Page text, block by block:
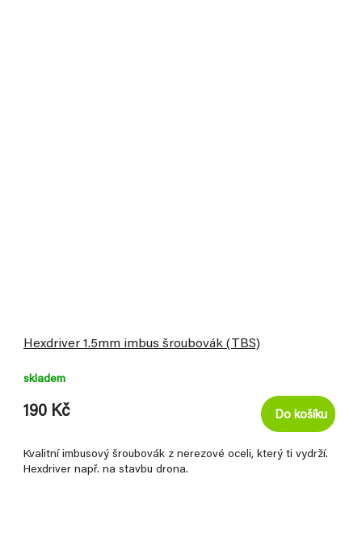
Hexdriver 1.5mm imbus šroubovák (TBS)
skladem
190 Kč Do košíku
Kvalitní imbusový šroubovák z nerezové oceli, který ti vydrží.
Hexdriver např. na stavbu drona.